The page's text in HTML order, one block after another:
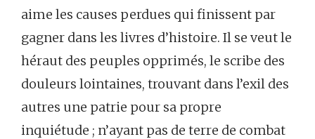
aime les causes perdues qui finissent par
gagner dans les livres d’histoire. Il se veut le
héraut des peuples opprimés, le scribe des
douleurs lointaines, trouvant dans l’exil des
autres une patrie pour sa propre
inquiétude ; n’ayant pas de terre de combat